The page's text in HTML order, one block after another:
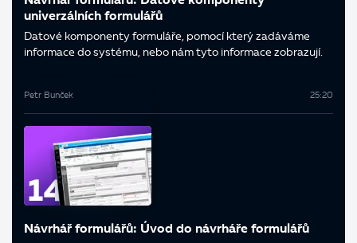
univerzálních formulářů
Datové komponenty formuláře, pomocí který zadáváme
informace do systému, nebo nám tyto informace zobrazují.
Petr Bunček 25:20
Návrhář formulářů: Úvod do návrháře formulářů